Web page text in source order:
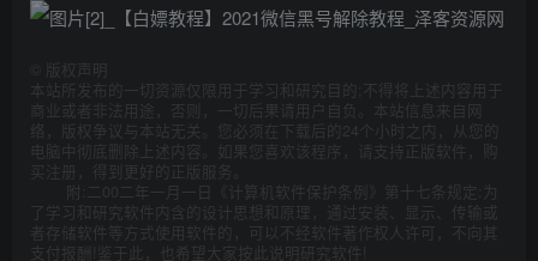
版权声明
本站所发布的一切资源仅限用于学习和研究目的;不得将上述内容用于
商业或者非法用途，否则，一切后果请用户自负。本站信息来自网
络，版权争议与本站无关。您必须在下载后的24个小时之内，从您的
电脑中彻底删除上述内容。如果您喜欢该程序，请支持正版软件，购
买注册，得到更好的正版服务。
附:二00二年一月一日《计算机软件保护条例》第十七条规定:为
了学习和研究软件内含的设计思想和原理，通过安装、显示、传输或
者存储软件等方式使用软件的，可以不经软件著作权人许可，不向其
支付报酬!鉴于此，也希望大家按此说明研究软件!